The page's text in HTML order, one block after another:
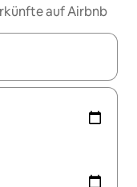
auf Airbnb
mit den